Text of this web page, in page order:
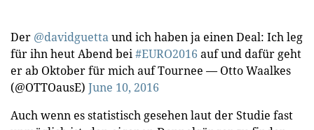
Der @davidguettaund ich haben ja einen Deal: Ich leg
für ihn heut Abend bei#EURO2016 auf und dafür geht
er ab Oktober für mich auf Tournee — Otto Waalkes
(@OTTOausE) June 10, 2016
Auch wenn es statistisch gesehen laut der Studie fast